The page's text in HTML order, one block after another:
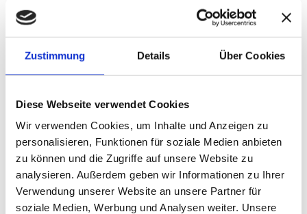
Zustimmung Details Über Cookies
Diese Webseite verwendet Cookies
Wir verwenden Cookies, um Inhalte und Anzeigen zu
personalisieren, Funktionen für soziale Medien anbieten
zu können und die Zugriffe auf unsere Website zu
analysieren. Außerdem geben wir Informationen zu Ihrer
Verwendung unserer Website an unsere Partner für
soziale Medien, Werbung und Analysen weiter. Unsere
15 Fitness Fads That Do More Harm Than Good
Neueste Kommentare
Agnus StemplezuHeart Vitamins
Archiv
Januar 2019